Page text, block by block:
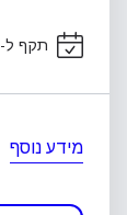
תקף ל-
מידע נוסף